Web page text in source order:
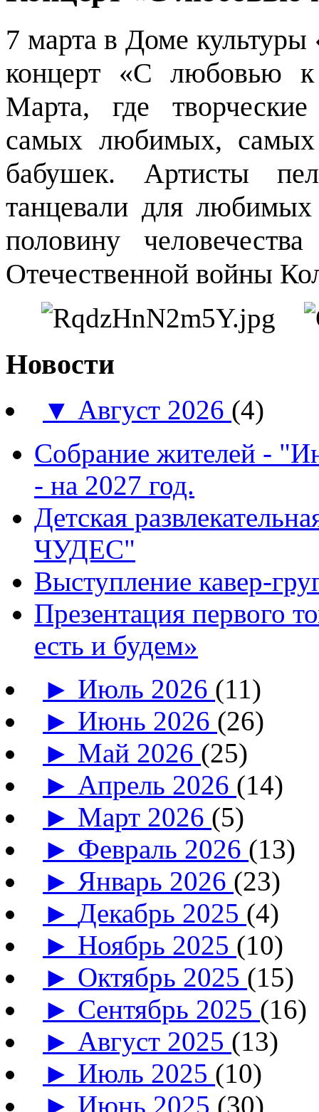
7 марта в Доме культуры
концерт «С любовью
Марта, где
самых любимых,
бабушек. Артисты
танцевали для
половину
Отечественной войны
Новости
▼ Август 2026 (4)
Собрание жителей -
- на 2027 год.
Детская
ЧУДЕС"
Выступление кавер-
Презентация первого
есть и будем»
► Июль 2026 (11)
► Июнь 2026 (26)
► Май 2026 (25)
► Апрель 2026 (14)
► Март 2026 (5)
► Февраль 2026 (13)
► Январь 2026 (23)
►Декабрь 2025 (4)
► Ноябрь 2025 (10)
► Октябрь 2025 (15)
► Сентябрь 2025 (16)
► Август 2025 (13)
► Июль 2025 (10)
► Июнь 2025 (30)